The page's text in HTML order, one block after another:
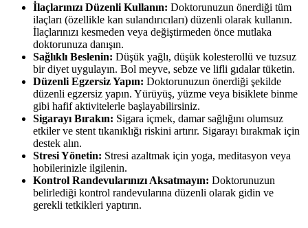
İlaçlarınızı Düzenli Kullanın: Doktorunuzun önerdiği tüm
ilaçları (özellikle kan sulandırıcıları) düzenli olarak kullanın.
İlaçlarınızı kesmeden veya değiştirmeden önce mutlaka
doktorunuza danışın.
Sağlıklı Beslenin: Düşük yağlı, düşük kolesterollü ve tuzsuz
bir diyet uygulayın. Bol meyve, sebze ve lifli gıdalar tüketin.
Düzenli Egzersiz Yapın: Doktorunuzun önerdiği şekilde
düzenli egzersiz yapın. Yürüyüş, yüzme veya bisiklete binme
gibi hafif aktivitelerle başlayabilirsiniz.
Sigarayı Bırakın: Sigara içmek, damar sağlığını olumsuz
etkiler ve stent tıkanıklığı riskini artırır. Sigarayı bırakmak için
destek alın.
Stresi Yönetin: Stresi azaltmak için yoga, meditasyon veya
hobilerinizle ilgilenin.
Kontrol Randevularınızı Aksatmayın: Doktorunuzun
belirlediği kontrol randevularına düzenli olarak gidin ve
gerekli tetkikleri yaptırın.